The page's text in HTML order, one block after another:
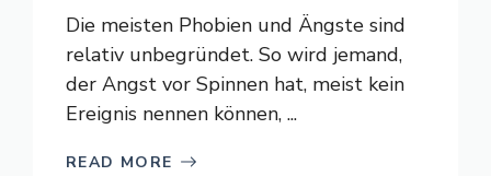
Die meisten Phobien und Ängste sind
relativ unbegründet. So wird jemand,
der Angst vor Spinnen hat, meist kein
Ereignis nennen können, ...
READ MORE